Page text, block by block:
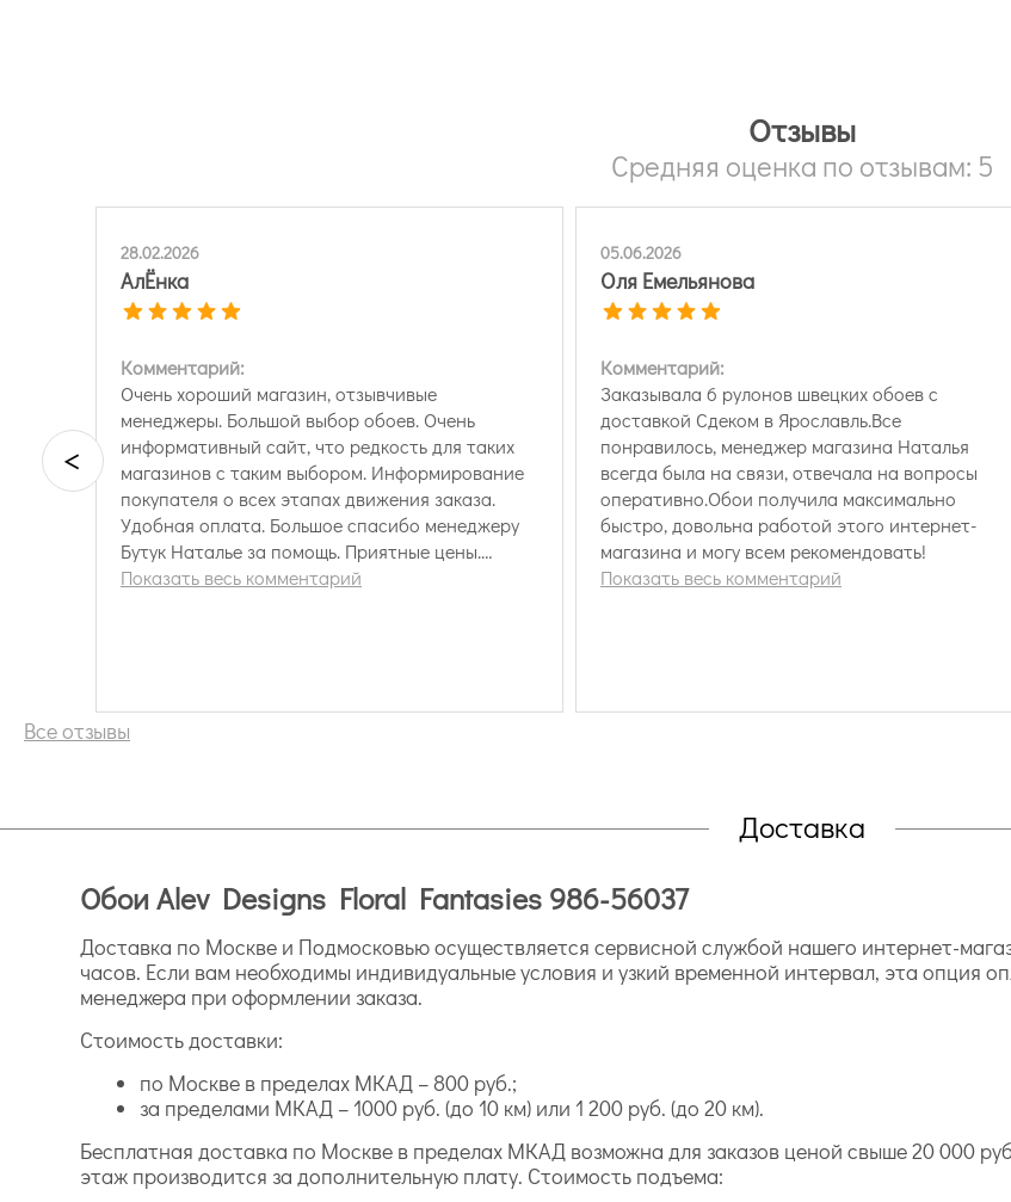
Отзывы
Средняя оценка по отзывам: 5
28.02.2026
АлЁнка
Комментарий:
Очень хороший магазин, отзывчивые
менеджеры. Большой выбор обоев. Очень
информативный сайт, что редкость для таких
магазинов с таким выбором. Информирование
покупателя о всех этапах движения заказа.
Удобная оплата. Большое спасибо менеджеру
Бутук Наталье за помощь. Приятные цены.
Доставка - вовремя и без задержек. Отличные
Показать весь комментарий
05.06.2026
Оля Емельянова
Комментарий:
Заказывала 6 рулонов швецких обоев с
доставкой Сдеком в Ярославль.Все
понравилось, менеджер магазина Наталья
всегда была на связи, отвечала на вопросы
оперативно.Обои получила максимально
быстро, довольна работой этого интернет-
магазина и могу всем рекомендовать!
Показать весь комментарий
<
Все отзывы
Доставка
Обои Alev Designs Floral Fantasies 986-56037
Доставка по Москве и Подмосковью осуществляется сервисной службой нашего интернет-
часов. Если вам необходимы индивидуальные условия и узкий временной интервал, эта опция
менеджера при оформлении заказа.
Стоимость доставки:
по Москве в пределах МКАД – 800 руб.;
за пределами МКАД – 1000 руб. (до 10 км) или 1 200 руб. (до 20 км).
Бесплатная доставка по Москве в пределах МКАД возможна для заказов ценой свыше 20 000
этаж производится за дополнительную плату. Стоимость подъема: